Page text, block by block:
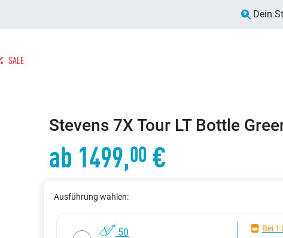
Dein
SALE
Stevens 7X Tour LT Bottle
ab 1499,00 €
Ausführung wählen:
50
Bei